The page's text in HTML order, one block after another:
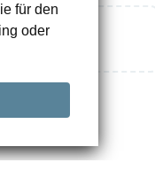
für den
oder